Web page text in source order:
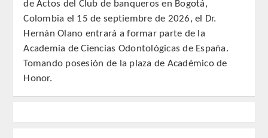
ESTATUTOS
REGLAMENTO
ACADEMICOS
de Actos del Club de banqueros en Bogotá,
Colombia el 15 de septiembre de 2026, el Dr.
Hernán Olano entrará a formar parte de la
Academia de Ciencias Odontológicas de España.
Tomando posesión de la plaza de Académico de
Honor.